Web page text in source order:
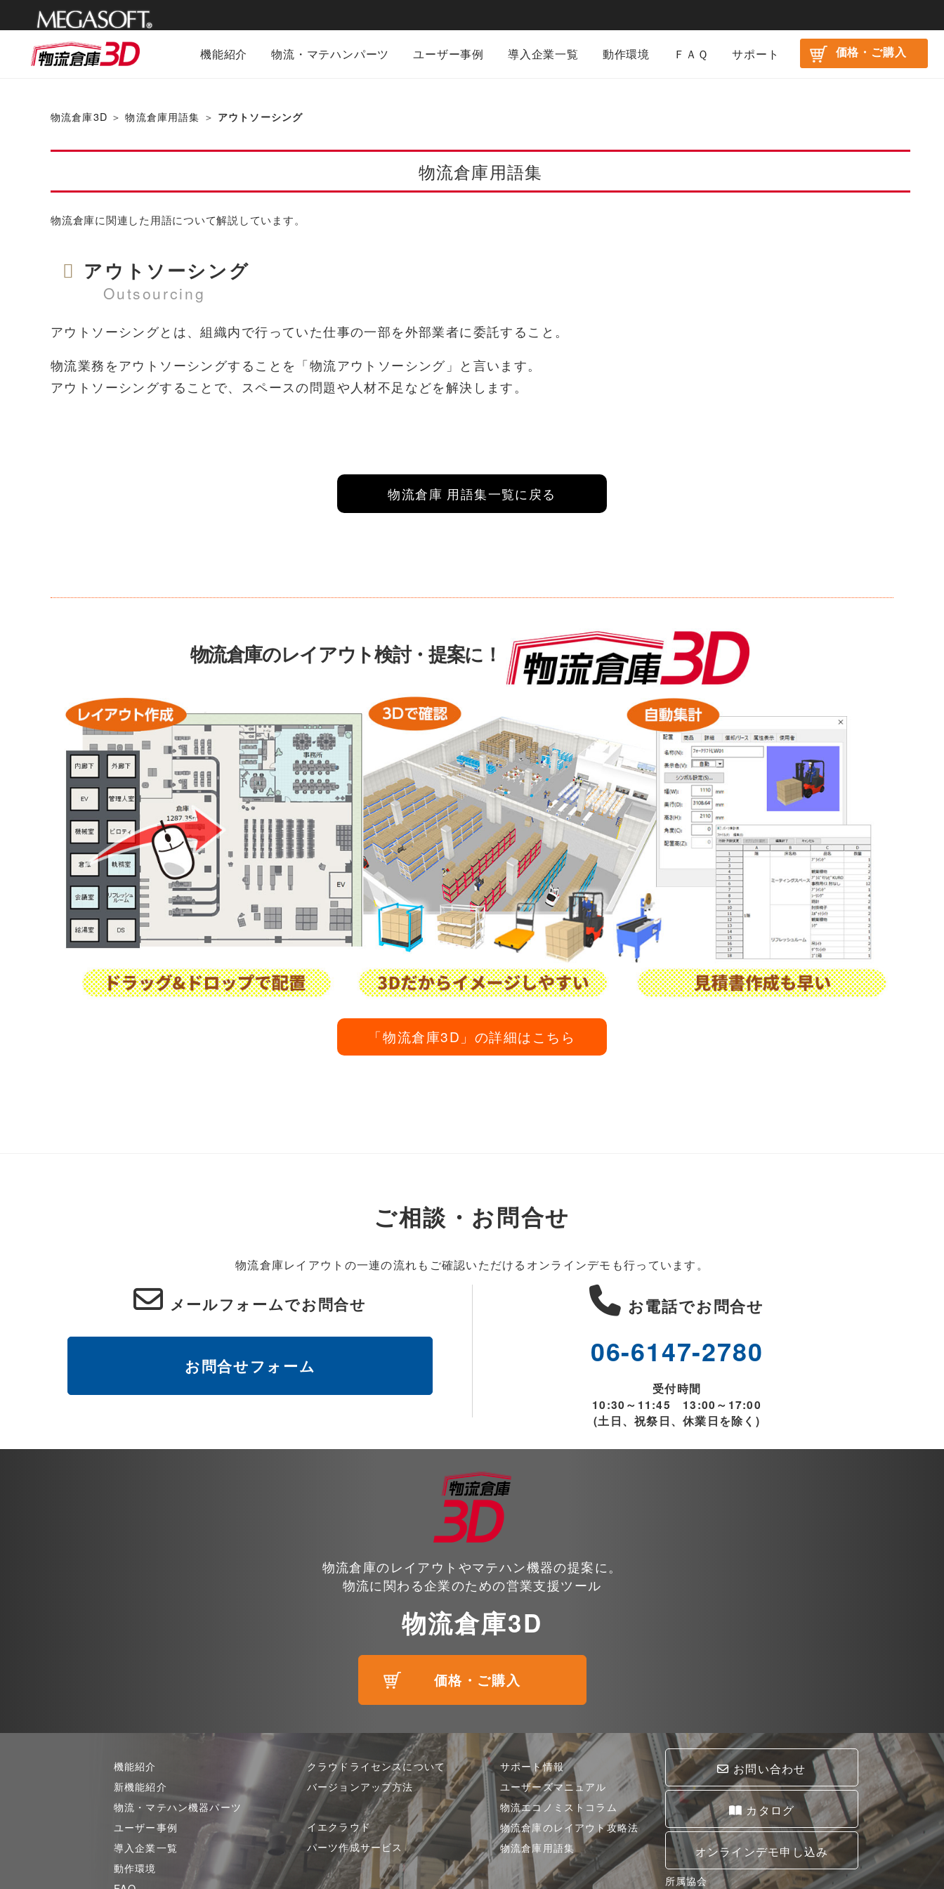
メガソフ
機能紹介 物流・マテハンパーツ ユーザー事例 導入企業一覧 動作環境 ＦＡＱ サポート 価格・ご購入
物流倉庫3D ＞物流倉庫用語集 ＞ アウトソーシング
物流倉庫用語集
物流倉庫に関連した用語について解説しています。
アウトソーシング
Outsourcing
アウトソーシングとは、組織内で行っていた仕事の一部を外部業者に委託すること。
物流業務をアウトソーシングすることを「物流アウトソーシング」と言います。
アウトソーシングすることで、スペースの問題や人材不足などを解決します。
物流倉庫 用語集一覧に戻る
物流倉庫のレイアウト検討・提案に！
「物流倉庫3D」の詳細はこちら
ご相談・お問合せ
物流倉庫レイアウトの一連の流れもご確認いただけるオンラインデモも行っています。
メールフォームでお問合せ
お問合せフォーム
お電話でお問合せ
06-6147-2780
受付時間
10:30～11:45 13:00～17:00
(土日、祝祭日、休業日を除く)
物流倉庫のレイアウトやマテハン機器の提案に。
物流に関わる企業のための営業支援ツール
物流倉庫3D
価格・ご購入
機能紹介
新機能紹介
物流・マテハン機器パーツ
ユーザー事例
導入企業一覧
動作環境
クラウドライセンスについて
バージョンアップ方法
イエクラウド
パーツ作成サービス
サポート情報
ユーザーズマニュアル
物流エコノミストコラム
物流倉庫のレイアウト攻略法
物流倉庫用語集
お問い合わせ
カタログ
オンラインデモ申し込み
所属協会